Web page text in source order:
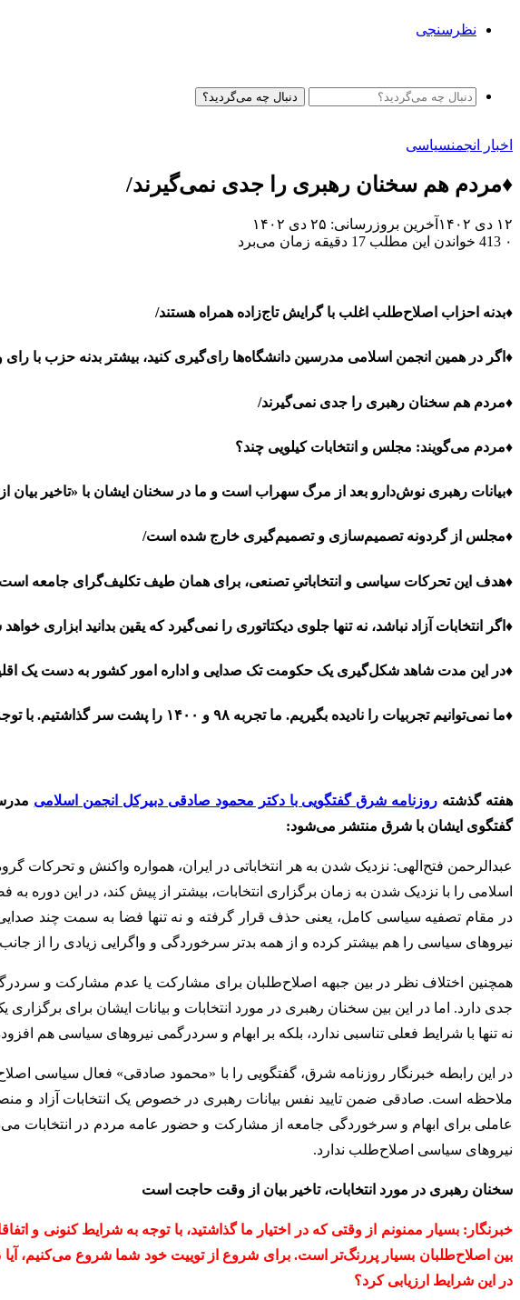
نظرسنجی
دنبال چه می‌گردید؟
اخبار انجمنسیاسی
♦مردم هم سخنان رهبری را جدی نمی‌گیرند/
۱۲ دی ۱۴۰۲
آخرین بروزرسانی: ۲۵ دی ۱۴۰۲
۰
خواندن این مطلب 17 دقیقه زمان می‌برد
♦بدنه احزاب اصلاح‌طلب اغلب با گرایش تاج‌زاده همراه هستند/
♦اگر در همین انجمن اسلامی مدرسین دانشگاه‌ها رای‌گیری کنید، بیشتر بدنه حزب با رای
♦مردم هم سخنان رهبری را جدی نمی‌گیرند/
♦مردم می‌گویند: مجلس و انتخابات کیلویی چند؟
♦بیانات رهبری نوش‌دارو بعد از مرگ سهراب است و ما در سخنان ایشان با «تاخیر
♦مجلس از گردونه تصمیم‌سازی و تصمیم‌گیری خارج شده است/
♦هدف این تحرکات سیاسی و انتخاباتیِ تصنعی، برای همان طیف تکلیف‌گرای جامعه است
♦اگر انتخابات آزاد نباشد، نه تنها جلوی دیکتاتوری را نمی‌گیرد که یقین بدانید ابزاری
♦در این مدت شاهد شکل‌گیری یک حکومت تک صدایی و اداره امور کشور به دست یک
♦ما نمی‌توانیم تجربیات را نادیده بگیریم. ما تجربه ۹۸ و ۱۴۰۰ را پشت سر گذاشتیم. با توجه به همین تجربیات است که جبهه اصلاحات اکنون مجبور است قدری وقت بگذارد/
هفته گذشته روزنامه شرق گفتگویی با دکتر محمود صادقی دبیرکل انجمن اسلامی
گفتگوی ایشان با شرق منتشر می‌شود:
عبدالرحمن فتح‌الهی: نزدیک شدن به هر انتخاباتی در ایران، همواره واکنش و تحرکات
اسلامی را با نزدیک شدن به زمان برگزاری انتخابات، بیشتر از پیش کند، در این
در مقام تصفیه سیاسی کامل، یعنی حذف قرار گرفته و نه تنها فضا به سمت چند صدایی
نیروهای سیاسی را هم بیشتر کرده و از همه بدتر سرخوردگی و واگرایی زیادی را از
همچنین اختلاف نظر در بین جبهه اصلاح‌طلبان برای مشارکت یا عدم مشارکت و
جدی دارد. اما در این بین سخنان رهبری در مورد انتخابات و بیانات ایشان برای
نه تنها با شرایط فعلی تناسبی ندارد، بلکه بر ابهام و سردرگمی نیروهای سیاسی هم
در این رابطه خبرنگار روزنامه شرق، گفتگویی را با «محمود صادقی» فعال سیاسی
ملاحظه است. صادقی ضمن تایید نفس بیانات رهبری در خصوص یک انتخابات آزاد و
عاملی برای ابهام و سرخوردگی جامعه از مشارکت و حضور عامه مردم در انتخابات
نیروهای سیاسی اصلاح‌طلب ندارد.
سخنان رهبری در مورد انتخابات، تاخیر بیان از وقت حاجت است
خبرنگار: بسیار ممنونم از وقتی که در اختیار ما گذاشتید، با توجه به شرایط کنونی و
بین اصلاح‌طلبان بسیار پر‌رنگ‌تر است. برای شروع از توییت خود شما شروع می‌کنیم،
در این شرایط ارزیابی کرد؟